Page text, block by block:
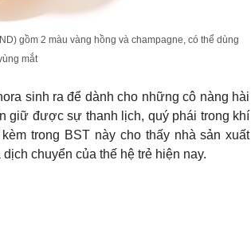
gồm 2 màu vàng hồng và champagne, có thể dùng
mắt
sinh ra để dành cho những cô nàng hài
giữ được sự thanh lịch, quý phái trong khí
trong BST này cho thấy nhà sản xuất
chuyển của thế hệ trẻ hiện nay.